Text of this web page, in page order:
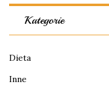
Kategorie
Dieta
Inne